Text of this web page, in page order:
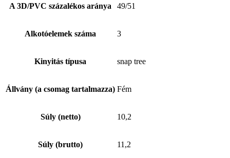
A 3D/PVC százalékos aránya 49/51
Alkotóelemek száma 3
Kinyitás típusa snap tree
Állvány (a csomag tartalmazza) Fém
Súly (netto) 10,2
Súly (brutto) 11,2